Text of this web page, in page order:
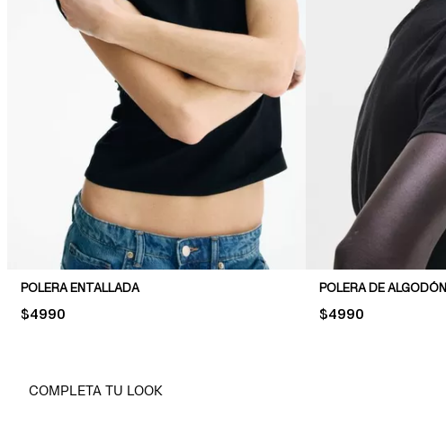
POLERA ENTALLADA
PRICE:
$4990
POLERA DE ALGODÓN
PRICE:
$4990
COMPLETA TU LOOK